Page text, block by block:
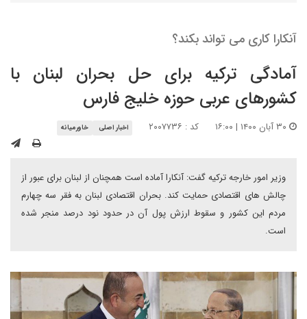
آنکارا کاری می تواند بکند؟
آمادگی ترکیه برای حل بحران لبنان با
کشورهای عربی حوزه خلیج فارس
کد : ۲۰۰۷۷۳۶ اخبار اصلی خاورمیانه
وزیر امور خارجه ترکیه گفت: آنکارا آماده است همچنان از لبنان برای عبور از
چالش های اقتصادی حمایت کند. بحران اقتصادی لبنان به فقر سه چهارم
مردم این کشور و سقوط ارزش پول آن در حدود نود درصد منجر شده
است.